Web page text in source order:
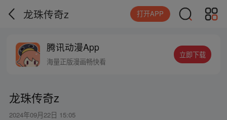
龙珠传奇z 打开APP
腾讯动漫App
海量正版漫画畅快看
立即下载
龙珠传奇z
2024年09月22日 15:05